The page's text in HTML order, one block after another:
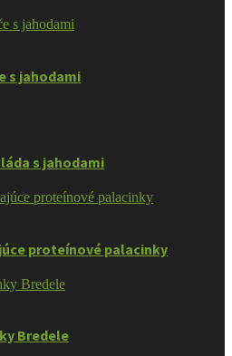
s jahodami
s jahodami
proteínové palacinky
Bredele